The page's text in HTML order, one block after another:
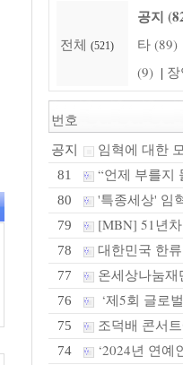
전체 (521)
공지
타 (89)
(9) |
번호
공지 임혁에 대한
81 “언제 부를지
80 '특종세상' 임
79 [MBN] 51년
78 대한민국 한
77 온세상나눔
76 ‘제5회 글로
75 조덕배 콘서
74 ‘2024년 연예